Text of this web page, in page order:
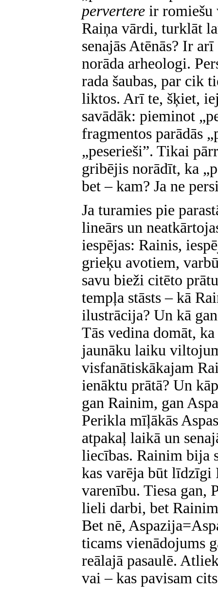
pervertere ir romiešu
Raiņa vārdi, turklāt
senajās Atēnās? Ir
norāda arheologi.
rada šaubas, par cik
liktos. Arī te, šķiet,
savādāk: pieminot
fragmentos parādās
„peserieši”. Tikai
gribējis norādīt, ka
bet – kam? Ja ne
Ja turamies pie
lineārs un
iespējas: Rainis,
grieķu avotiem,
savu bieži citēto
tempļa stāsts – kā
ilustrācija? Un kā
Tās vedina domāt,
jaunāku laiku
visfanātiskākajam
ienāktu prātā? Un
gan Rainim, gan
Perikla mīļākās
atpakaļ laikā un
liecības. Rainim bija
kas varēja būt
varenību. Tiesa gan,
lieli darbi, bet
Bet nē,
ticams vienādojums
reālajā pasaulē.
vai – kas pavisam